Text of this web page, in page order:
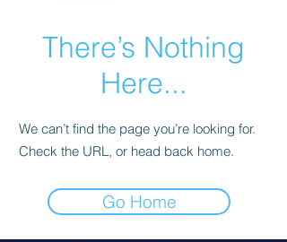
There’s Nothing
Here...
We can’t find the page you’re looking for.
Check the URL, or head back home.
Go Home